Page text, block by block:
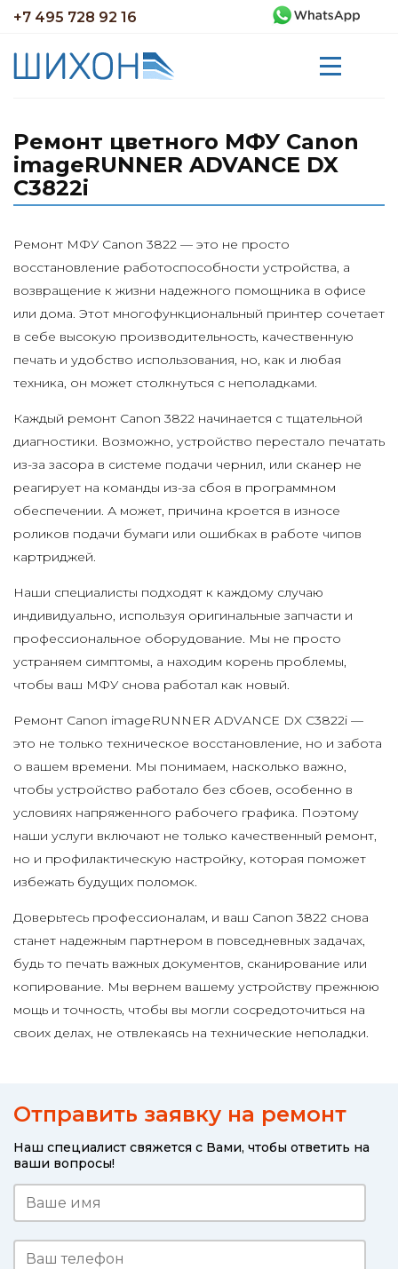
+7 495 728 92 16
Ремонт цветного МФУ Canon
imageRUNNER ADVANCE DX
C3822i
Ремонт МФУ Canon 3822 — это не просто
восстановление работоспособности устройства, а
возвращение к жизни надежного помощника в офисе
или дома. Этот многофункциональный принтер сочетает
в себе высокую производительность, качественную
печать и удобство использования, но, как и любая
техника, он может столкнуться с неполадками.
Каждый ремонт Canon 3822 начинается с тщательной
диагностики. Возможно, устройство перестало печатать
из-за засора в системе подачи чернил, или сканер не
реагирует на команды из-за сбоя в программном
обеспечении. А может, причина кроется в износе
роликов подачи бумаги или ошибках в работе чипов
картриджей.
Наши специалисты подходят к каждому случаю
индивидуально, используя оригинальные запчасти и
профессиональное оборудование. Мы не просто
устраняем симптомы, а находим корень проблемы,
чтобы ваш МФУ снова работал как новый.
Ремонт Canon imageRUNNER ADVANCE DX C3822i —
это не только техническое восстановление, но и забота
о вашем времени. Мы понимаем, насколько важно,
чтобы устройство работало без сбоев, особенно в
условиях напряженного рабочего графика. Поэтому
наши услуги включают не только качественный ремонт,
но и профилактическую настройку, которая поможет
избежать будущих поломок.
Доверьтесь профессионалам, и ваш Canon 3822 снова
станет надежным партнером в повседневных задачах,
будь то печать важных документов, сканирование или
копирование. Мы вернем вашему устройству прежнюю
мощь и точность, чтобы вы могли сосредоточиться на
своих делах, не отвлекаясь на технические неполадки.
Отправить заявку на ремонт
Наш специалист свяжется с Вами, чтобы ответить на
ваши вопросы!